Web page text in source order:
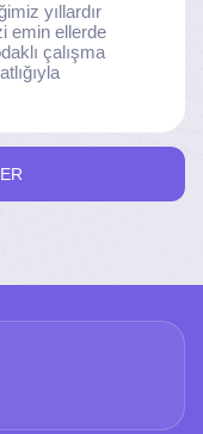
yıllardır
emin ellerde
çalışma